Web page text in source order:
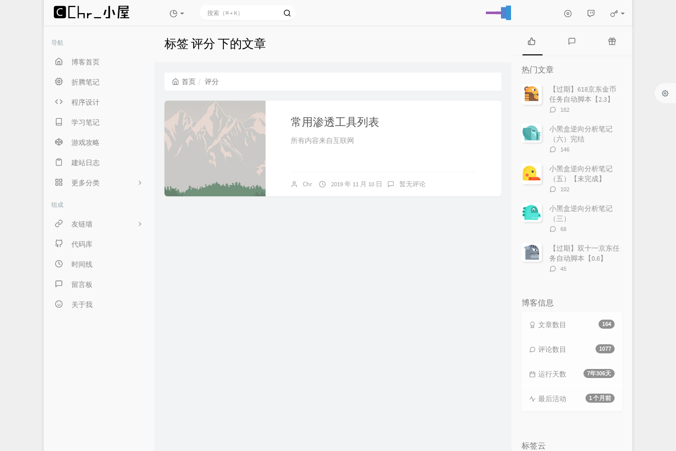
导航
博客首页
折腾笔记
程序设计
学习笔记
游戏攻略
建站日志
更多分类
言俞专用
日记本子
懒得分类
组成
友链墙
内页链接 & 友链申请
FANTASY博客
伍言Blog
Albert's Blog
代码库
时间线
留言板
关于我
标签 评分 下的文章
首页 评分
常用渗透工具列表
所有内容来自互联网
Chr 2019 年 11 月 10 日 暂无评论
热
门
文
章
论
章
热门文章
【过期】618京东金币
任务自动脚本【2.3】
评
数：
182
小黑盒逆向分析笔记
（六）完结
评
数：
146
小黑盒逆向分析笔记
（五）【未完成】
评
数：
102
小黑盒逆向分析笔记
（三）
评
数：
68
【过期】双十一京东任
务自动脚本【0.6】
评
45
博客信息
164
文章数目
1077
评论数目
7年306天
运行天数
1 个月前
最后活动
标签云